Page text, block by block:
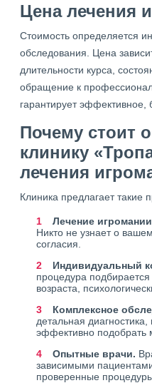
Цена лечения
Стоимость определяется
обследования. Цена
длительности курса,
обращение к
гарантирует эффективное,
Почему стоит
клинику
лечения
Клиника предлагает такие
Лечение
Никто не узнает о
согласия.
Индивидуальный
процедура подбирается
возраста,
Комплексное
детальная
эффективно подобрать
Опытные врачи.
зависимыми
проверенные